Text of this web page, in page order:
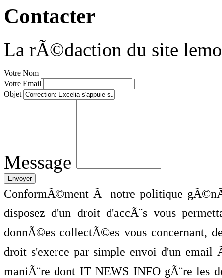
Contacter
La rÃ©daction du site
Votre Nom
Votre Email
Objet
Message
ConformÃ©ment Ã notre politique
disposez d'un droit d'accÃ¨s vous
donnÃ©es collectÃ©es vous concernant,
droit s'exerce par simple envoi d'un
maniÃ¨re dont IT NEWS INFO gÃ¨re les